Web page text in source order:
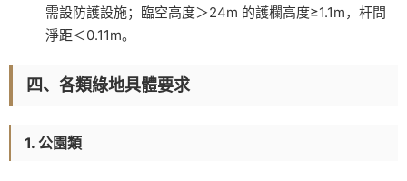
需設防護設施；臨空高度＞24m 的護欄高度≥1.1m，杆間
淨距＜0.11m。
四、各類綠地具體要求
1. 公園類